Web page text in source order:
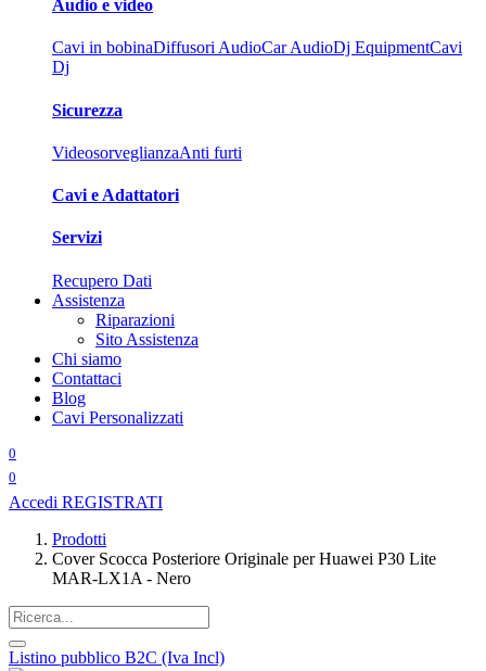
Audio e video
Cavi in bobinaDiffusori AudioCar AudioDj EquipmentCavi
Dj
Sicurezza
VideosorveglianzaAnti furti
Cavi e Adattatori
Servizi
Recupero Dati
Assistenza
Riparazioni
Sito Assistenza
Chi siamo
Contattaci
Blog
Cavi Personalizzati
0
0
Accedi REGISTRATI
Prodotti
Cover Scocca Posteriore Originale per Huawei P30 Lite
MAR-LX1A - Nero
Listino pubblico B2C (Iva Incl)